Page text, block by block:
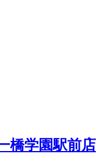
橋学園駅前店